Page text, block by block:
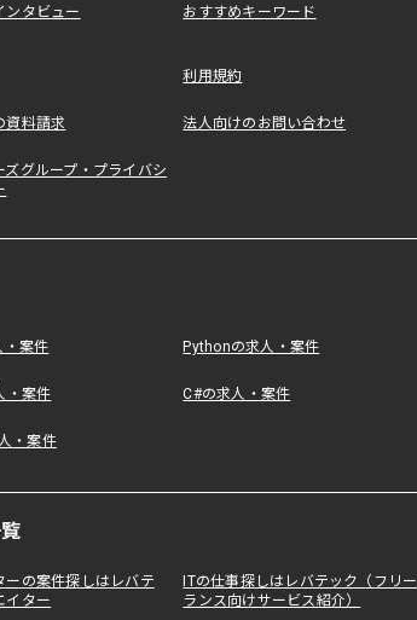
ンタビュー おすすめキーワード
利用規約
資料請求 法人向けのお問い合わせ
ズグループ・プライバシ
・案件 Pythonの求人・案件
・案件 C#の求人・案件
・案件
ーの案件探しはレバテ
イター
ITの仕事探しはレバテック（フリー
ランス向けサービス紹介）